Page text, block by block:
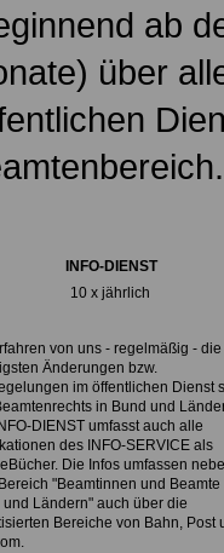
ab
über
INFO-DIENST
10 x jährlich
von uns - regelmäßig - die
Änderungen bzw.
im öffentlichen Dienst
in Bund und
DIENST umfasst auch alle
des INFO-SERVICE als
Die Infos umfassen
"Beamtinnen und Beamte
und Ländern" auch über die
Bereiche von Bahn, Post